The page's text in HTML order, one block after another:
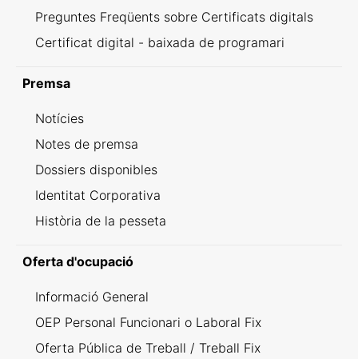
Preguntes Freqüents sobre Certificats digitals
Certificat digital - baixada de programari
Premsa
Notícies
Notes de premsa
Dossiers disponibles
Identitat Corporativa
Història de la pesseta
Oferta d'ocupació
Informació General
OEP Personal Funcionari o Laboral Fix
Oferta Pública de Treball / Treball Fix